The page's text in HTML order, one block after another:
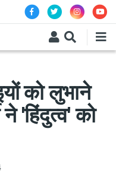
को लुभाने
ने 'हिंदुत्व' को